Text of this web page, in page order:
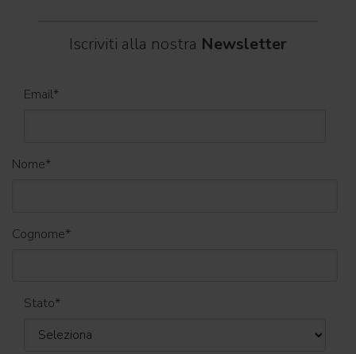
Iscriviti alla nostra Newsletter
Email*
Nome*
Cognome*
Stato*